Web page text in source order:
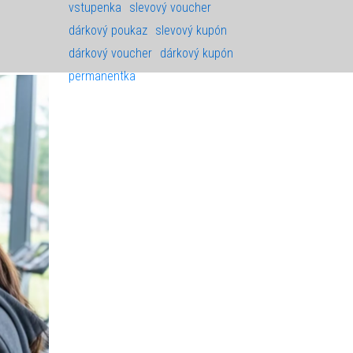
vstupenka
slevový voucher
dárkový poukaz slevový kupón
dárkový voucher dárkový kupón
permanentka